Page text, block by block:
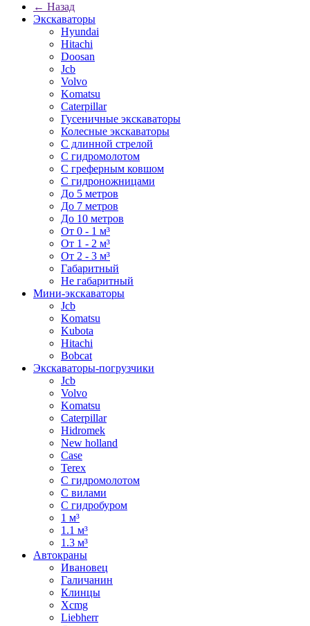
← Назад
Экскаваторы
Hyundai
Hitachi
Doosan
Jcb
Volvo
Komatsu
Caterpillar
Гусеничные экскаваторы
Колесные экскаваторы
С длинной стрелой
С гидромолотом
С греферным ковшом
С гидроножницами
До 5 метров
До 7 метров
До 10 метров
От 0 - 1 м³
От 1 - 2 м³
От 2 - 3 м³
Габаритный
Не габаритный
Мини-экскаваторы
Jcb
Komatsu
Kubota
Hitachi
Bobcat
Экскаваторы-погрузчики
Jcb
Volvo
Komatsu
Caterpillar
Hidromek
New holland
Case
Terex
С гидромолотом
С вилами
С гидробуром
1 м³
1.1 м³
1.3 м³
Автокраны
Ивановец
Галичанин
Клинцы
Xcmg
Liebherr